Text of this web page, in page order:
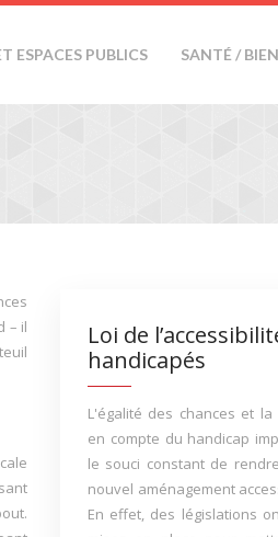
ESPACES PUBLICS SANTÉ /
– il
Loi de
handicapés
L'égalité des chances et la
en compte du handicap
le souci constant de
nouvel aménagement
En effet, des législations